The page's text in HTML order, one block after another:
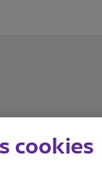
cookies